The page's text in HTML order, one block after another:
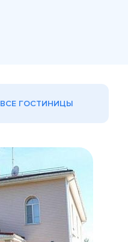
ВСЕ ГОСТИНИЦЫ